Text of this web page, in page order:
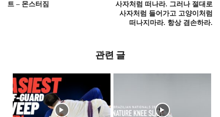
트 – 몬스터짐
사자처럼 떠나라. 그러나 절대로
사자처럼 들어가고 고양이처럼
떠나지마라. 항상 겸손하라.
관련 글